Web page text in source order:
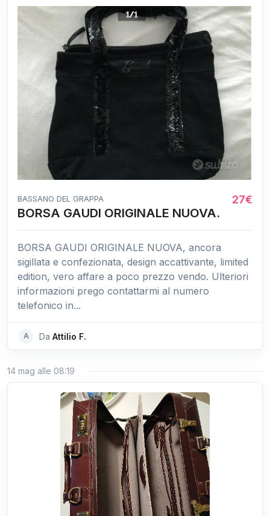
BASSANO DEL GRAPPA 27€
BORSA GAUDI ORIGINALE NUOVA.
BORSA GAUDI ORIGINALE NUOVA, ancora
sigillata e confezionata, design accattivante, limited
edition, vero affare a poco prezzo vendo. Ulteriori
informazioni prego contattarmi al numero
telefonico in...
A Da Attilio F.
14 mag alle 08:19